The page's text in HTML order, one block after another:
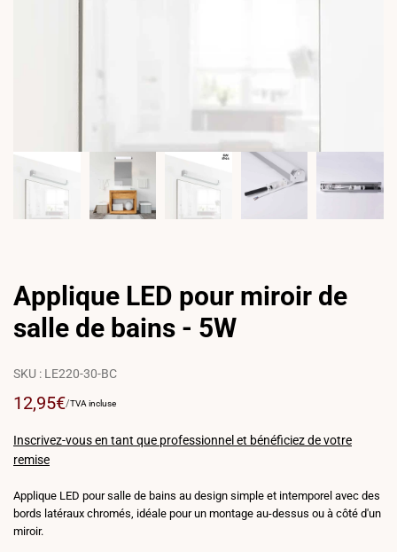
Applique LED pour miroir de
salle de bains - 5W
SKU : LE220-30-BC
Prix
vente
12,95€PRIX
/PAR
TVA incluse
Inscrivez-vous en tant que professionnel et bénéficiez de votre
remise
Applique LED pour salle de bains au design simple et intemporel avec des
bords latéraux chromés, idéale pour un montage au-dessus ou à côté d'un
miroir.